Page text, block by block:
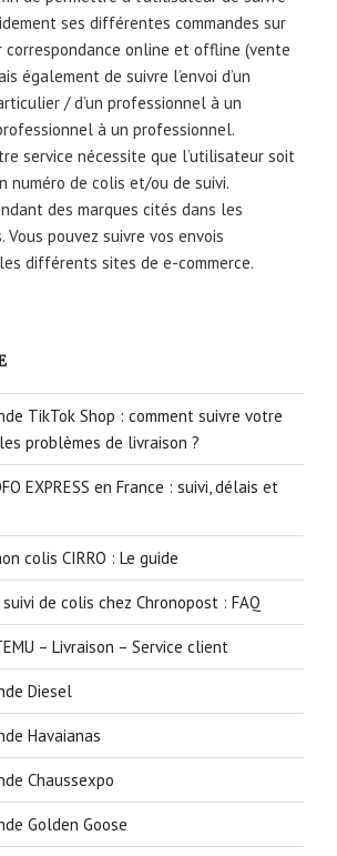
ses différentes commandes sur
online et offline (vente
également de suivre l’envoi d’un
/ d’un professionnel à un
à un professionnel.
service nécessite que l’utilisateur soit
numéro de colis et/ou de suivi.
des marques cités dans les
pouvez suivre vos envois
différents sites de e-commerce.
TikTok Shop : comment suivre votre
problèmes de livraison ?
EXPRESS en France : suivi, délais et
colis CIRRO : Le guide
de colis chez Chronopost : FAQ
– Livraison – Service client
Diesel
Havaianas
Chaussexpo
Golden Goose